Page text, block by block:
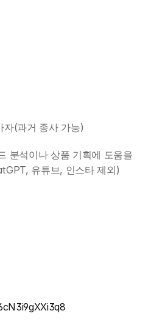
자(과거 종사 가능)
분석이나 상품 기획에 도움을
유튜브, 인스타 제외)